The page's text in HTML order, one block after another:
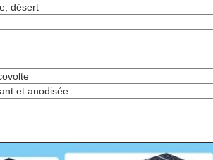
désert
et anodisée